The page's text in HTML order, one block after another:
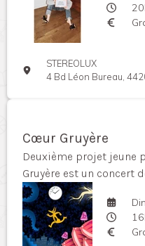
STEREOLUX
4 Bd Léon Bureau,
Cœur Gruyère
Deuxième projet jeune
Gruyère est un concert